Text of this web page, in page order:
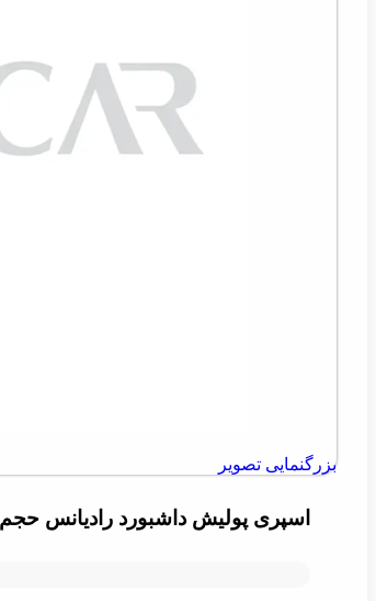
بزرگنمایی تصویر
اسپری پولیش داشبورد رادیانس حجم 400 میلی لیتر